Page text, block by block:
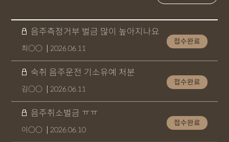
음주측정거부 벌금 많이 높아지나요
최○○ 2026.06.11
접수완료
숙취 음주운전 기소유예 처분
김○○ 2026.06.11
접수완료
음주취소벌금 ㅠㅠ
이○○ 2026.06.10
접수완료